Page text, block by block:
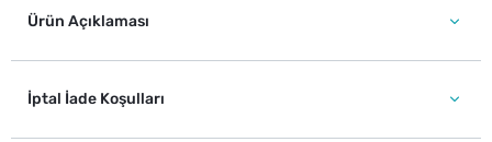
Ürün Açıklaması
İptal İade Koşulları